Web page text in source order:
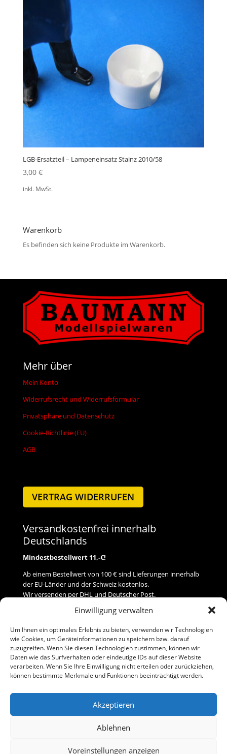
Einwilligung verwalten
Um Ihnen ein optimales Erlebnis zu bieten, verwenden wir Technologien
wie Cookies, um Geräteinformationen zu speichern bzw. darauf
zuzugreifen. Wenn Sie diesen Technologien zustimmen, können wir
Daten wie das Surfverhalten oder eindeutige IDs auf dieser Website
verarbeiten. Wenn Sie Ihre Einwilligung nicht erteilen oder zurückziehen,
können bestimmte Merkmale und Funktionen beeinträchtigt werden.
Akzeptieren
Ablehnen
Voreinstellungen anzeigen
LGB-Ersatzteil – Lampeneinsatz Stainz 2010/58
3,00 €
inkl. MwSt.
Warenkorb
Es befinden sich keine Produkte im Warenkorb.
Mehr über
Mein Konto
Widerrufsrecht und Widerrufsformular
Privatsphäre und Datenschutz
Cookie-Richtlinie (EU)
AGB
VERTRAG WIDERRUFEN
Versandkostenfrei innerhalb
Deutschlands
Mindestbestellwert 11,-€!
Ab einem Bestellwert von 100 € sind Lieferungen innerhalb
der EU-Länder und der Schweiz kostenlos.
Wir versenden per DHL und Deutscher Post.
Versand
Zahlung
Baumann Modellspielwaren
Telefon (0 91 61) 33 84